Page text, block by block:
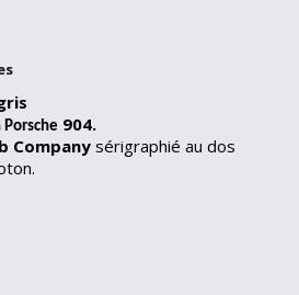
Porsche 904.
Company sérigraphié au dos